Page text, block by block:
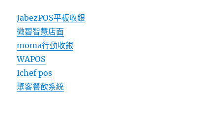
JabezPOS平板收銀
微碧智慧店面
moma行動收銀
WAPOS
Ichef pos
聚客餐飲系統